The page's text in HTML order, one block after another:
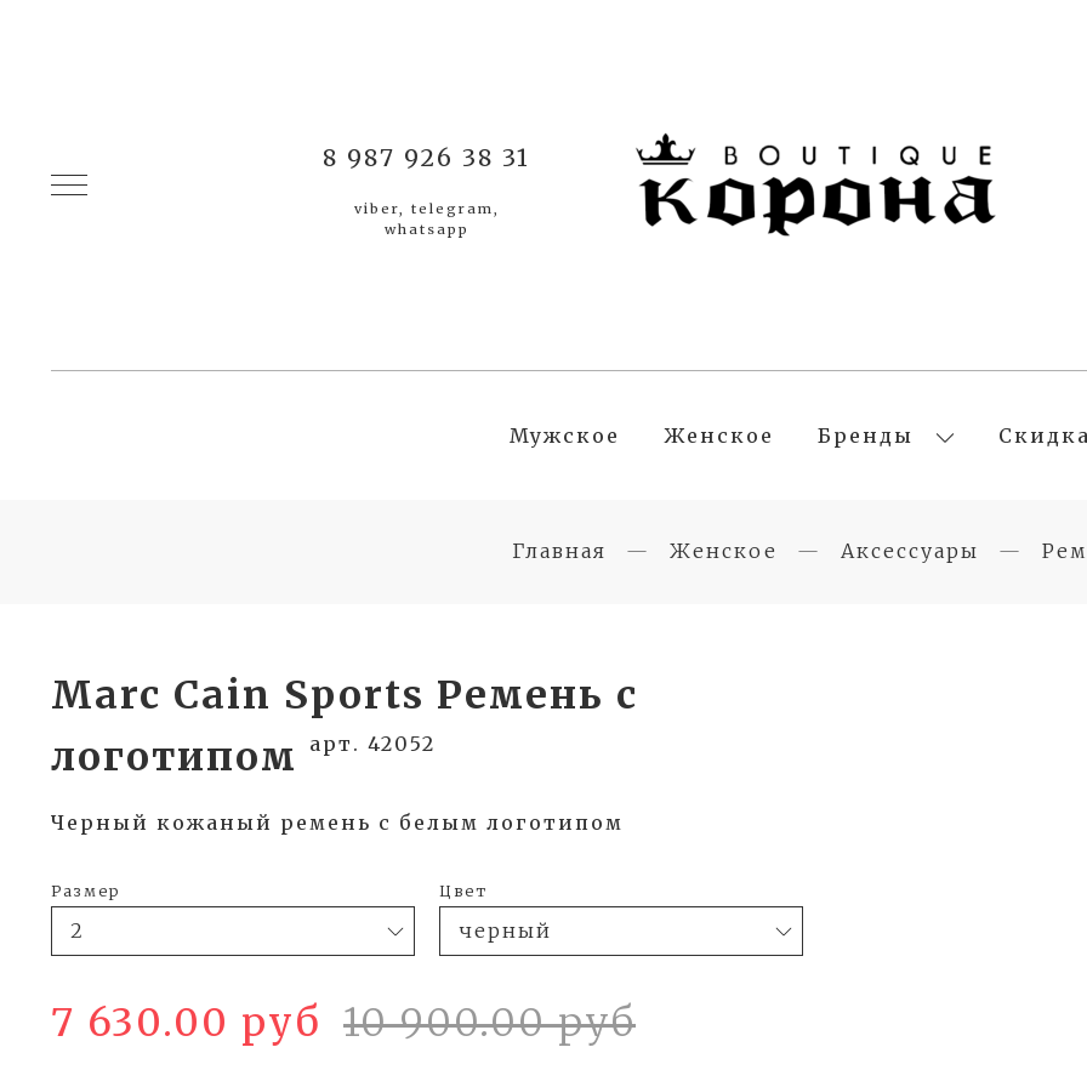
8 987 926 38 31
viber, telegram,
whatsapp
Мужское Женское Бренды
Главная Женское Аксессуары
Marc Cain Sports Ремень с
логотипом
арт. 42052
Черный кожаный ремень с белым логотипом
Размер Цвет
7 630.00 руб 10 900.00 руб